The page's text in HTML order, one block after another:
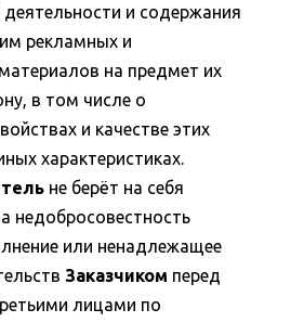
деятельности и содержания
рекламных и
на предмет их
в том числе о
и качестве этих
характеристиках.
не берёт на себя
недобросовестность
или ненадлежащее
Заказчиком перед
лицами по